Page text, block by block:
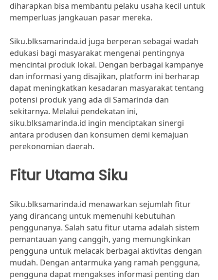
diharapkan bisa membantu pelaku usaha kecil untuk
memperluas jangkauan pasar mereka.
Siku.blksamarinda.id juga berperan sebagai wadah
edukasi bagi masyarakat mengenai pentingnya
mencintai produk lokal. Dengan berbagai kampanye
dan informasi yang disajikan, platform ini berharap
dapat meningkatkan kesadaran masyarakat tentang
potensi produk yang ada di Samarinda dan
sekitarnya. Melalui pendekatan ini,
siku.blksamarinda.id ingin menciptakan sinergi
antara produsen dan konsumen demi kemajuan
perekonomian daerah.
Fitur Utama Siku
Siku.blksamarinda.id menawarkan sejumlah fitur
yang dirancang untuk memenuhi kebutuhan
penggunanya. Salah satu fitur utama adalah sistem
pemantauan yang canggih, yang memungkinkan
pengguna untuk melacak berbagai aktivitas dengan
mudah. Dengan antarmuka yang ramah pengguna,
pengguna dapat mengakses informasi penting dan